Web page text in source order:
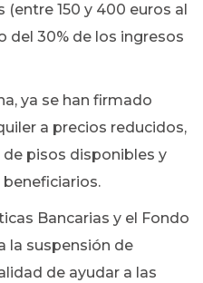
150 y 400 euros al
del 30% de los ingresos
ya se han firmado
a precios reducidos,
pisos disponibles y
Bancarias y el Fondo
la suspensión de
de ayudar a las